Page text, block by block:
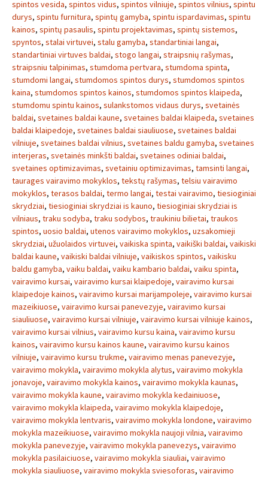
spintos vesida, spintos vidus, spintos vilniuje, spintos vilnius, spintu
durys, spintu furnitura, spintų gamyba, spintu ispardavimas, spintu
kainos, spintų pasaulis, spintu projektavimas, spintų sistemos,
spyntos, stalai virtuvei, stalu gamyba, standartiniai langai,
standartiniai virtuves baldai, stogo langai, straipsnių rašymas,
straipsniu talpinimas, stumdoma pertvara, stumdoma spinta,
stumdomi langai, stumdomos spintos durys, stumdomos spintos
kaina, stumdomos spintos kainos, stumdomos spintos klaipeda,
stumdomu spintu kainos, sulankstomos vidaus durys, svetainės
baldai, svetaines baldai kaune, svetaines baldai klaipeda, svetaines
baldai klaipedoje, svetaines baldai siauliuose, svetaines baldai
vilniuje, svetaines baldai vilnius, svetaines baldu gamyba, svetaines
interjeras, svetainės minkšti baldai, svetaines odiniai baldai,
svetaines optimizavimas, svetainiu optimizavimas, tamsinti langai,
taurages vairavimo mokyklos, tekstų rašymas, telsiu vairavimo
mokyklos, terasos baldai, termo langai, testai vairavimo, tiesioginiai
skrydziai, tiesioginiai skrydziai is kauno, tiesioginiai skrydziai is
vilniaus, traku sodyba, traku sodybos, traukiniu bilietai, traukos
spintos, uosio baldai, utenos vairavimo mokyklos, uzsakomieji
skrydziai, užuolaidos virtuvei, vaikiska spinta, vaikiški baldai, vaikiski
baldai kaune, vaikiski baldai vilniuje, vaikiskos spintos, vaikisku
baldu gamyba, vaiku baldai, vaiku kambario baldai, vaiku spinta,
vairavimo kursai, vairavimo kursai klaipedoje, vairavimo kursai
klaipedoje kainos, vairavimo kursai marijampoleje, vairavimo kursai
mazeikiuose, vairavimo kursai panevezyje, vairavimo kursai
siauliuose, vairavimo kursai vilniuje, vairavimo kursai vilniuje kainos,
vairavimo kursai vilnius, vairavimo kursu kaina, vairavimo kursu
kainos, vairavimo kursu kainos kaune, vairavimo kursu kainos
vilniuje, vairavimo kursu trukme, vairavimo menas panevezyje,
vairavimo mokykla, vairavimo mokykla alytus, vairavimo mokykla
jonavoje, vairavimo mokykla kainos, vairavimo mokykla kaunas,
vairavimo mokykla kaune, vairavimo mokykla kedainiuose,
vairavimo mokykla klaipeda, vairavimo mokykla klaipedoje,
vairavimo mokykla lentvaris, vairavimo mokykla londone, vairavimo
mokykla mazeikiuose, vairavimo mokykla naujoji vilnia, vairavimo
mokykla panevezyje, vairavimo mokykla panevezys, vairavimo
mokykla pasilaiciuose, vairavimo mokykla siauliai, vairavimo
mokykla siauliuose, vairavimo mokykla sviesoforas, vairavimo